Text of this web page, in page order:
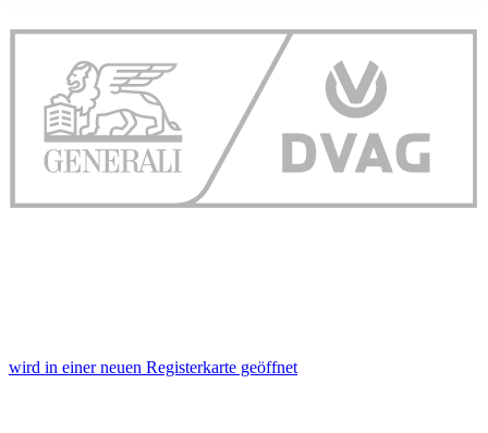
Wir verwenden Cookies, um Inhalte und Anzeigen zu
personalisieren, Funktionen für soziale Medien anbieten
zu können und die Zugriffe auf unsere Website zu
analysieren. Außerdem geben wir Informationen zu Ihrer
Verwendung unserer Website an unsere Partner für
soziale Medien, Werbung und Analysen weiter. Unsere
Partner führen diese Informationen möglicherweise mit
wird in einer neuen Registerkarte geöffnet